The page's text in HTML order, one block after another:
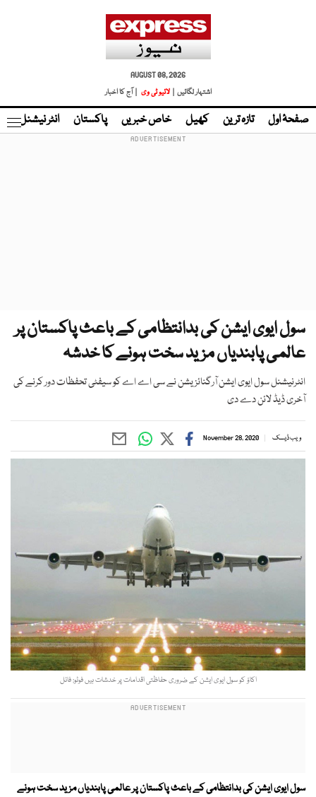
AUGUST 08, 2026
اشتہار لگائیں |
لائیو ٹی وی | آج کا اخبار
صفحۂ اول تازہ ترین کھیل خاص خبریں پاکستان انٹر نیشنل
سول ایوی ایشن کی بدانتظامی کے باعث پاکستان پر
عالمی پابندیاں مزید سخت ہونے کا خدشہ
انٹرنیشنل سول ایوی ایشن آرگنائزیشن نے سی اے اے کو سیفٹی تحفظات دور کرنے کی
آخری ڈیڈ لائن دے دی
ویب ڈیسک November 28, 2020
اکاؤ کو سول ایوی ایشن کے ضروری حفاظتی اقدامات پر خدشات ہیں فوٹو: فائل
سول ایوی ایشن کی بدانتظامی کے باعث پاکستان پر عالمی پابندیاں مزید سخت ہونے